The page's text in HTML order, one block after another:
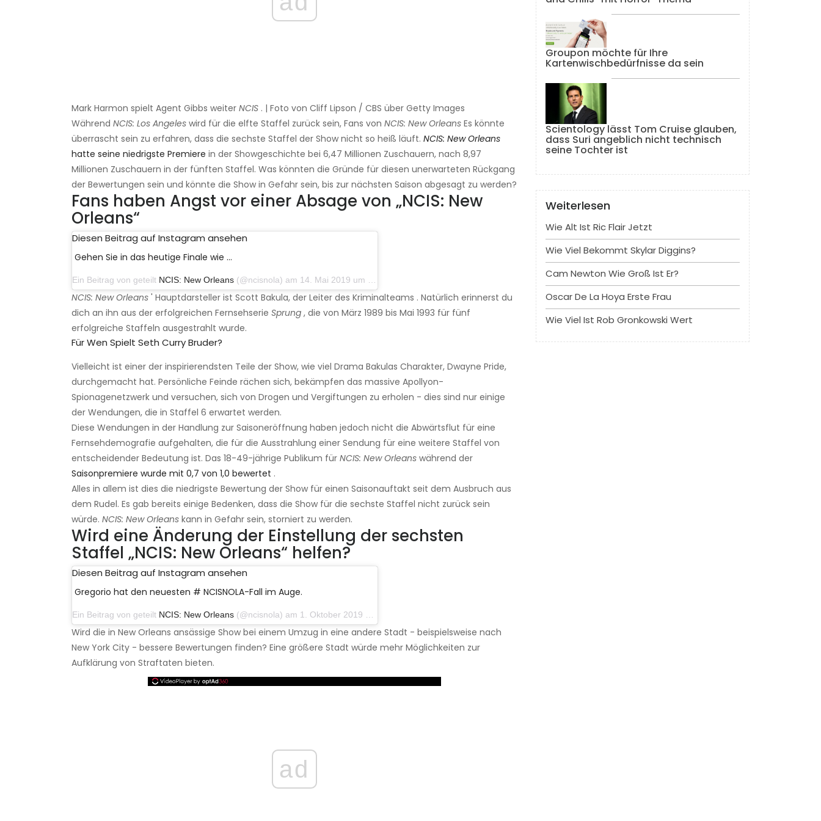
Mark Harmon spielt Agent Gibbs weiter NCIS . | Foto von Cliff Lipson / CBS über Getty Images
Während NCIS: Los Angeles wird für die elfte Staffel zurück sein, Fans von NCIS: New Orleans Es könnte
überrascht sein zu erfahren, dass die sechste Staffel der Show nicht so heiß läuft. NCIS: New Orleans
hatte seine niedrigste Premiere in der Showgeschichte bei 6,47 Millionen Zuschauern, nach 8,97
Millionen Zuschauern in der fünften Staffel. Was könnten die Gründe für diesen unerwarteten Rückgang
der Bewertungen sein und könnte die Show in Gefahr sein, bis zur nächsten Saison abgesagt zu werden?
Fans haben Angst vor einer Absage von „NCIS: New
Orleans“
Diesen Beitrag auf Instagram ansehen
Gehen Sie in das heutige Finale wie ...
Ein Beitrag von geteilt NCIS: New Orleans (@ncisnola) am 14. Mai 2019 um 13:22 Uhr PDT
NCIS: New Orleans ' Hauptdarsteller ist Scott Bakula, der Leiter des Kriminalteams . Natürlich erinnerst du
dich an ihn aus der erfolgreichen Fernsehserie Sprung , die von März 1989 bis Mai 1993 für fünf
erfolgreiche Staffeln ausgestrahlt wurde.
Für Wen Spielt Seth Curry Bruder?
Vielleicht ist einer der inspirierendsten Teile der Show, wie viel Drama Bakulas Charakter, Dwayne Pride,
durchgemacht hat. Persönliche Feinde rächen sich, bekämpfen das massive Apollyon-
Spionagenetzwerk und versuchen, sich von Drogen und Vergiftungen zu erholen - dies sind nur einige
der Wendungen, die in Staffel 6 erwartet werden.
Diese Wendungen in der Handlung zur Saisoneröffnung haben jedoch nicht die Abwärtsflut für eine
Fernsehdemografie aufgehalten, die für die Ausstrahlung einer Sendung für eine weitere Staffel von
entscheidender Bedeutung ist. Das 18-49-jährige Publikum für NCIS: New Orleans während der
Saisonpremiere wurde mit 0,7 von 1,0 bewertet .
Alles in allem ist dies die niedrigste Bewertung der Show für einen Saisonauftakt seit dem Ausbruch aus
dem Rudel. Es gab bereits einige Bedenken, dass die Show für die sechste Staffel nicht zurück sein
würde. NCIS: New Orleans kann in Gefahr sein, storniert zu werden.
Wird eine Änderung der Einstellung der sechsten
Staffel „NCIS: New Orleans“ helfen?
Diesen Beitrag auf Instagram ansehen
Gregorio hat den neuesten # NCISNOLA-Fall im Auge.
Ein Beitrag von geteilt NCIS: New Orleans (@ncisnola) am 1. Oktober 2019 um 20:24 Uhr PDT
Wird die in New Orleans ansässige Show bei einem Umzug in eine andere Stadt - beispielsweise nach
New York City - bessere Bewertungen finden? Eine größere Stadt würde mehr Möglichkeiten zur
Aufklärung von Straftaten bieten.
ad
Groupon möchte für Ihre
Kartenwischbedürfnisse da sein
Scientology lässt Tom Cruise glauben,
dass Suri angeblich nicht technisch
seine Tochter ist
Weiterlesen
Wie Alt Ist Ric Flair Jetzt
Wie Viel Bekommt Skylar Diggins?
Cam Newton Wie Groß Ist Er?
Oscar De La Hoya Erste Frau
Wie Viel Ist Rob Gronkowski Wert